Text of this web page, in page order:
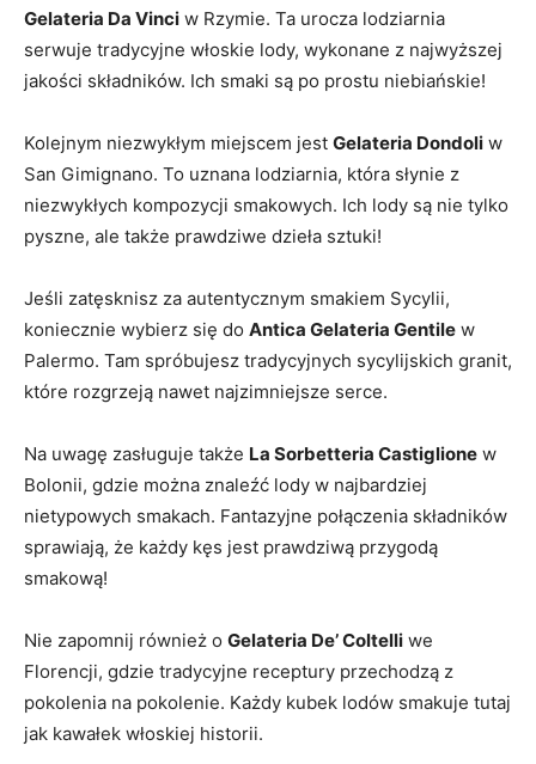
Gelateria Da Vinci w Rzymie. Ta urocza lodziarnia
serwuje⁤ tradycyjne ‌włoskie lody, wykonane z​ najwyższej
jakości składników. Ich smaki są po prostu niebiańskie!
Kolejnym niezwykłym miejscem jest Gelateria Dondoli w
San Gimignano. To uznana lodziarnia, ⁣która słynie‌ z
niezwykłych kompozycji smakowych. Ich lody są nie tylko
pyszne, ale także⁣ prawdziwe dzieła sztuki!
Jeśli zatęsknisz za ‍autentycznym⁤ smakiem Sycylii,‌
koniecznie wybierz się do Antica Gelateria Gentile w
Palermo. Tam spróbujesz tradycyjnych sycylijskich granit,
które rozgrzeją nawet ​najzimniejsze serce.
Na uwagę zasługuje także La Sorbetteria Castiglione w
⁤Bolonii, gdzie⁤ można znaleźć lody ​w ‍najbardziej
nietypowych smakach. Fantazyjne połączenia składników
sprawiają, że⁤ każdy kęs ‍jest prawdziwą przygodą
smakową!
Nie zapomnij również ​o Gelateria De’ Coltelli we
Florencji, gdzie​ tradycyjne ‌receptury przechodzą z
pokolenia na pokolenie. Każdy kubek lodów smakuje tutaj
⁤jak​ kawałek włoskiej historii.